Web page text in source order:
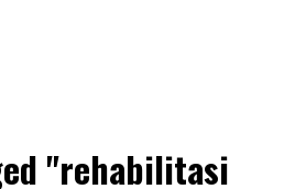
"rehabilitasi